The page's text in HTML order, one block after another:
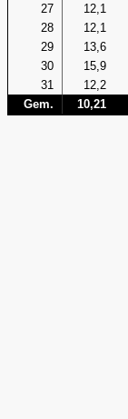
27
12,1
28
12,1
29
13,6
30
15,9
31
12,2
Gem.
10,21